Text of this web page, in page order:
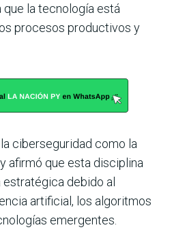
la tecnología está
procesos productivos y
ciberseguridad como la
afirmó que esta disciplina
debido al
artificial, los algoritmos
emergentes.